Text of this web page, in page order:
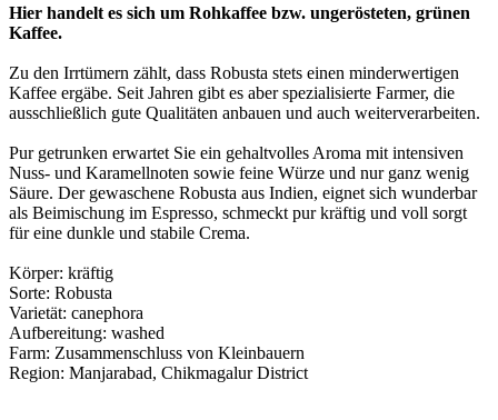
Hier handelt es sich um Rohkaffee bzw. ungerösteten, grünen
Kaffee.
Zu den Irrtümern zählt, dass Robusta stets einen minderwertigen
Kaffee ergäbe. Seit Jahren gibt es aber spezialisierte Farmer, die
ausschließlich gute Qualitäten anbauen und auch weiterverarbeiten.
Pur getrunken erwartet Sie ein gehaltvolles Aroma mit intensiven
Nuss- und Karamellnoten sowie feine Würze und nur ganz wenig
Säure. Der gewaschene Robusta aus Indien, eignet sich wunderbar
als Beimischung im Espresso, schmeckt pur kräftig und voll sorgt
für eine dunkle und stabile Crema.
Körper: kräftig
Sorte: Robusta
Varietät: canephora
Aufbereitung: washed
Farm: Zusammenschluss von Kleinbauern
Region: Manjarabad, Chikmagalur District